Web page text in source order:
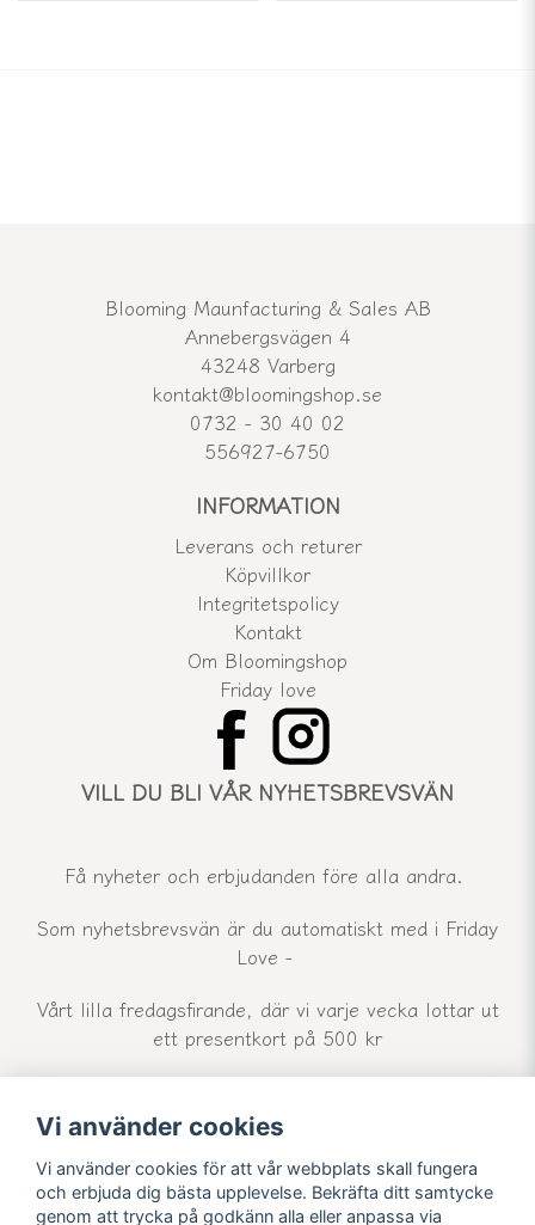
Blooming Maunfacturing & Sales AB
Annebergsvägen 4
43248 Varberg
kontakt@bloomingshop.se
0732 - 30 40 02
556927-6750
INFORMATION
Leverans och returer
Köpvillkor
Integritetspolicy
Kontakt
Om Bloomingshop
Friday love
VILL DU BLI VÅR NYHETSBREVSVÄN
Få nyheter och erbjudanden före alla andra.
Som nyhetsbrevsvän är du automatiskt med i Friday
Love -
Vårt lilla fredagsfirande, där vi varje vecka lottar ut
ett presentkort på 500 kr
Mejladress Skicka
Vi använder cookies
Vi använder cookies för att vår webbplats skall fungera
och erbjuda dig bästa upplevelse. Bekräfta ditt samtycke
genom att trycka på godkänn alla eller anpassa via